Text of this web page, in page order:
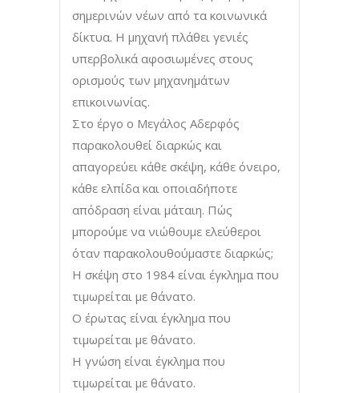
σημερινών νέων από τα κοινωνικά
δίκτυα. Η μηχανή πλάθει γενιές
υπερβολικά αφοσιωμένες στους
ορισμούς των μηχανημάτων
επικοινωνίας.
Στο έργο ο Μεγάλος Αδερφός
παρακολουθεί διαρκώς και
απαγορεύει κάθε σκέψη, κάθε όνειρο,
κάθε ελπίδα και οποιαδήποτε
απόδραση είναι μάταιη. Πώς
μπορούμε να νιώθουμε ελεύθεροι
όταν παρακολουθούμαστε διαρκώς;
Η σκέψη στο 1984 είναι έγκλημα που
τιμωρείται με θάνατο.
Ο έρωτας είναι έγκλημα που
τιμωρείται με θάνατο.
Η γνώση είναι έγκλημα που
τιμωρείται με θάνατο.